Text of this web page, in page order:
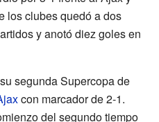
los clubes quedó a dos
y anotó diez goles en
segunda Supercopa de
con marcador de 2-1.
del segundo tiempo